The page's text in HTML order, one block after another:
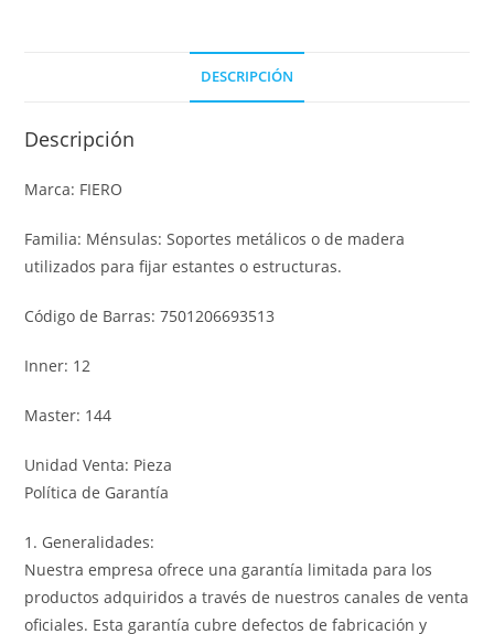
DESCRIPCIÓN
Descripción
Marca: FIERO
Familia: Ménsulas: Soportes metálicos o de madera
utilizados para fijar estantes o estructuras.
Código de Barras: 7501206693513
Inner: 12
Master: 144
Unidad Venta: Pieza
Política de Garantía
1. Generalidades:
Nuestra empresa ofrece una garantía limitada para los
productos adquiridos a través de nuestros canales de venta
oficiales. Esta garantía cubre defectos de fabricación y